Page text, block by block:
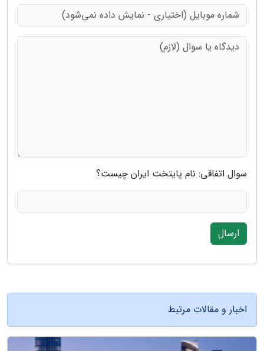
سوال اتفاقی: نام پایتخت ایران چیست؟
ارسال
اخبار و مقالات مرتبط